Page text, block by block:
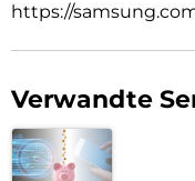
https://
Verwandte